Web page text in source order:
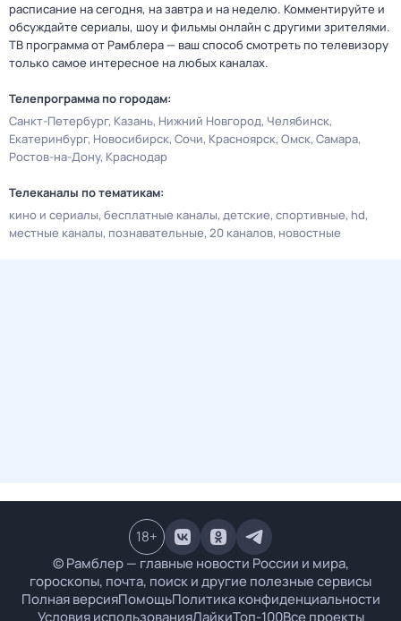
расписание на сегодня, на завтра и на неделю. Комментируйте и
обсуждайте сериалы, шоу и фильмы онлайн с другими зрителями.
ТВ программа от Рамблера — ваш способ смотреть по телевизору
только самое интересное на любых каналах.
Телепрограмма по городам:
Санкт-Петербург Казань Нижний Новгород Челябинск
Екатеринбург Новосибирск Сочи Красноярск Омск Самара
Ростов-на-Дону Краснодар
Телеканалы по тематикам:
кино и сериалы бесплатные каналы детские спортивные hd
местные каналы познавательные 20 каналов новостные
© Рамблер — главные новости России и мира,
гороскопы, почта, поиск и другие полезные сервисы
Полная версияПомощьПолитика конфиденциальности
Условия использованияЛайкиТоп-100Все проекты
18+